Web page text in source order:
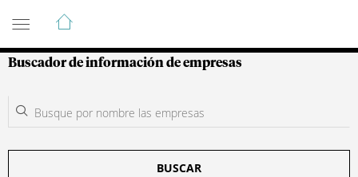
Guía de Empresas Colombianas
Buscador de información de empresas
BUSCAR